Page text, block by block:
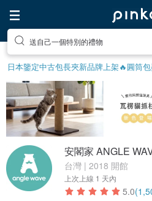
送自己一個特別的禮物
日本鑒定中古包長夾新品牌上架🔥圓筒包
安閣家 ANGLE
台灣 | 2018 開館
上次上線 1 天內
5.0